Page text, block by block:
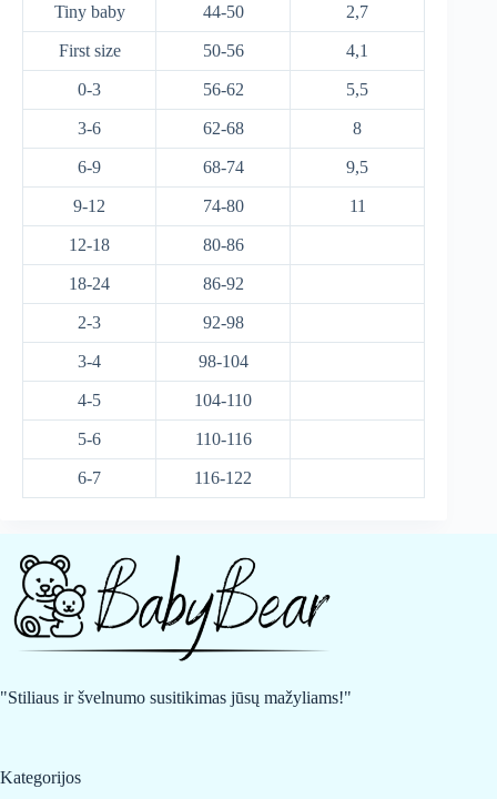
Tiny baby 44-50 2,7
First size 50-56 4,1
0-3 56-62 5,5
3-6 62-68 8
6-9 68-74 9,5
9-12 74-80 11
12-18 80-86
18-24 86-92
2-3 92-98
3-4 98-104
4-5 104-110
5-6 110-116
6-7 116-122
"Stiliaus ir švelnumo susitikimas jūsų mažyliams!"
Kategorijos